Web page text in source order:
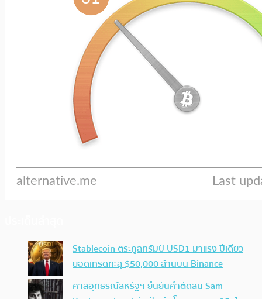
Stablecoin ตระกูลทรัมป์ USD1 มาแรง ปีเดียว
ยอดเทรดทะลุ $50,000 ล้านบน Binance
ศาลอุทธรณ์สหรัฐฯ ยืนยันคำตัดสิน Sam